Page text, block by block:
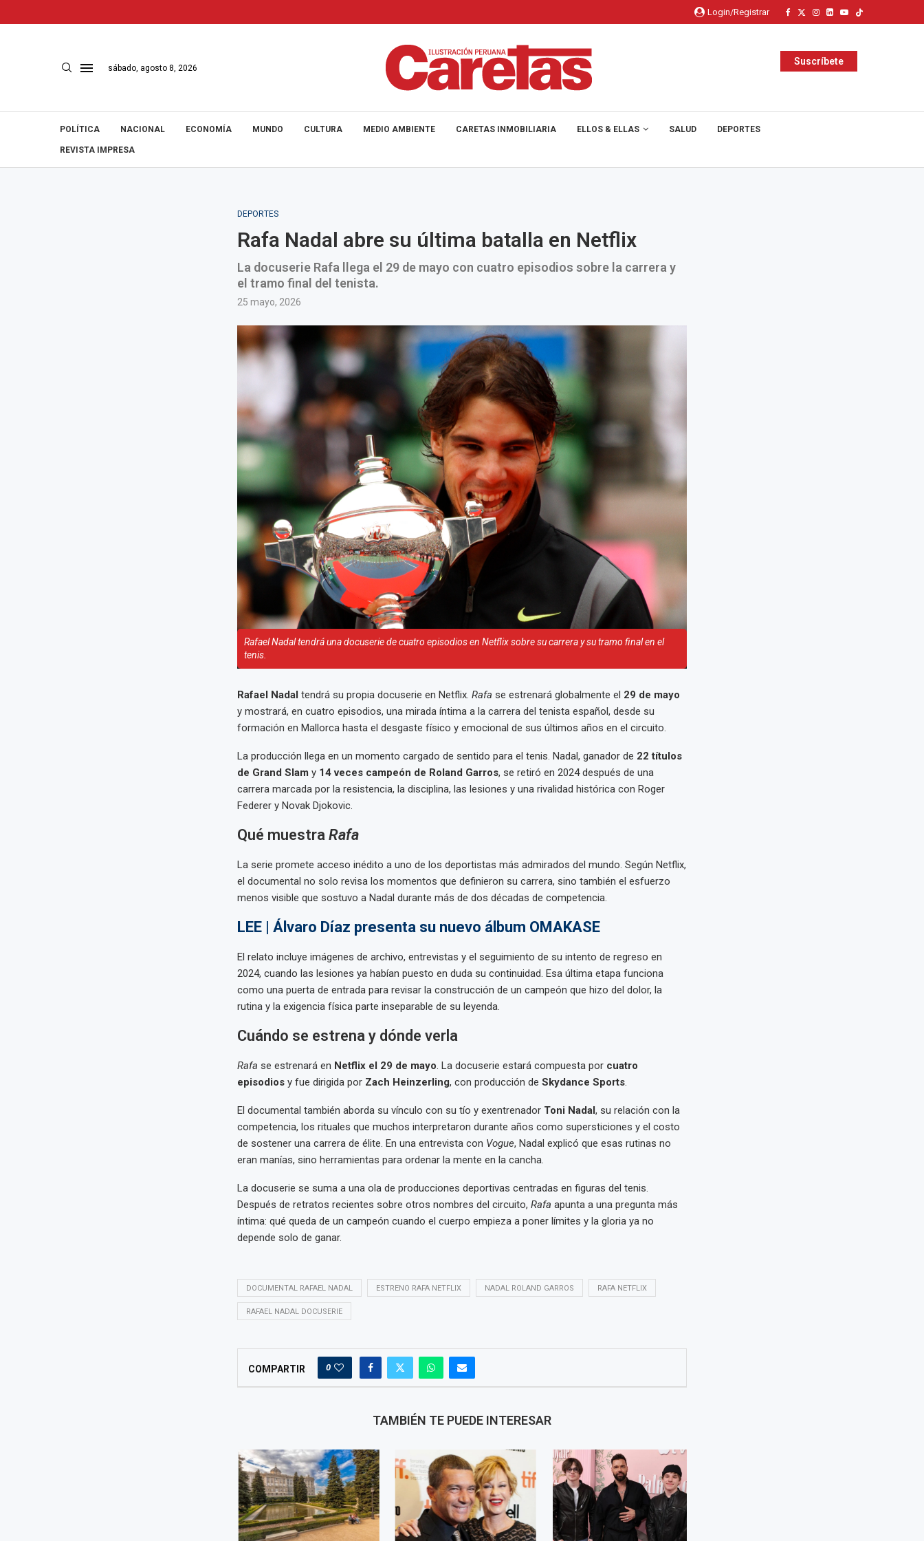
Login/Registrar
sábado, agosto 8, 2026
Suscríbete
POLÍTICA NACIONAL ECONOMÍA MUNDO CULTURA MEDIO AMBIENTE CARETAS INMOBILIARIA ELLOS & ELLAS SALUD DEPORTES
REVISTA IMPRESA
DEPORTES
Rafa Nadal abre su última batalla en Netflix
La docuserie Rafa llega el 29 de mayo con cuatro episodios sobre la carrera y
el tramo final del tenista.
25 mayo, 2026
Rafael Nadal tendrá una docuserie de cuatro episodios en Netflix sobre su carrera y su tramo final en el
tenis.
Rafael Nadal tendrá su propia docuserie en Netflix. Rafa se estrenará globalmente el 29 de mayo
y mostrará, en cuatro episodios, una mirada íntima a la carrera del tenista español, desde su
formación en Mallorca hasta el desgaste físico y emocional de sus últimos años en el circuito.
La producción llega en un momento cargado de sentido para el tenis. Nadal, ganador de 22 títulos
de Grand Slam y 14 veces campeón de Roland Garros, se retiró en 2024 después de una
carrera marcada por la resistencia, la disciplina, las lesiones y una rivalidad histórica con Roger
Federer y Novak Djokovic.
Qué muestra Rafa
La serie promete acceso inédito a uno de los deportistas más admirados del mundo. Según Netflix,
el documental no solo revisa los momentos que definieron su carrera, sino también el esfuerzo
menos visible que sostuvo a Nadal durante más de dos décadas de competencia.
LEE | Álvaro Díaz presenta su nuevo álbum OMAKASE
El relato incluye imágenes de archivo, entrevistas y el seguimiento de su intento de regreso en
2024, cuando las lesiones ya habían puesto en duda su continuidad. Esa última etapa funciona
como una puerta de entrada para revisar la construcción de un campeón que hizo del dolor, la
rutina y la exigencia física parte inseparable de su leyenda.
Cuándo se estrena y dónde verla
Rafa se estrenará en Netflix el 29 de mayo. La docuserie estará compuesta por cuatro
episodiosy fue dirigida por Zach Heinzerling, con producción de Skydance Sports.
El documental también aborda su vínculo con su tío y exentrenador Toni Nadal, su relación con la
competencia, los rituales que muchos interpretaron durante años como supersticiones y el costo
de sostener una carrera de élite. En una entrevista con Vogue, Nadal explicó que esas rutinas no
eran manías, sino herramientas para ordenar la mente en la cancha.
La docuserie se suma a una ola de producciones deportivas centradas en figuras del tenis.
Después de retratos recientes sobre otros nombres del circuito, Rafa apunta a una pregunta más
íntima: qué queda de un campeón cuando el cuerpo empieza a poner límites y la gloria ya no
depende solo de ganar.
DOCUMENTAL RAFAEL NADAL ESTRENO RAFA NETFLIX NADAL ROLAND GARROS RAFA NETFLIX
RAFAEL NADAL DOCUSERIE
COMPARTIR 0
TAMBIÉN TE PUEDE INTERESAR